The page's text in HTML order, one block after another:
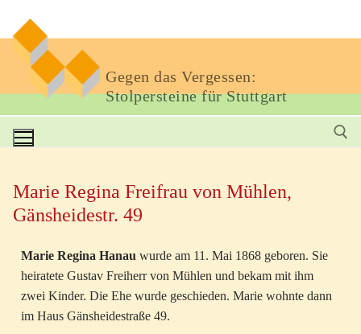
Gegen das Vergessen:
Stolpersteine für Stuttgart
Marie Regina Freifrau von Mühlen,
Gänsheidestr. 49
Marie Regina Hanau wurde am 11. Mai 1868 geboren. Sie
heiratete Gustav Freiherr von Mühlen und bekam mit ihm
zwei Kinder. Die Ehe wurde geschieden. Marie wohnte dann
im Haus Gänsheidestraße 49.